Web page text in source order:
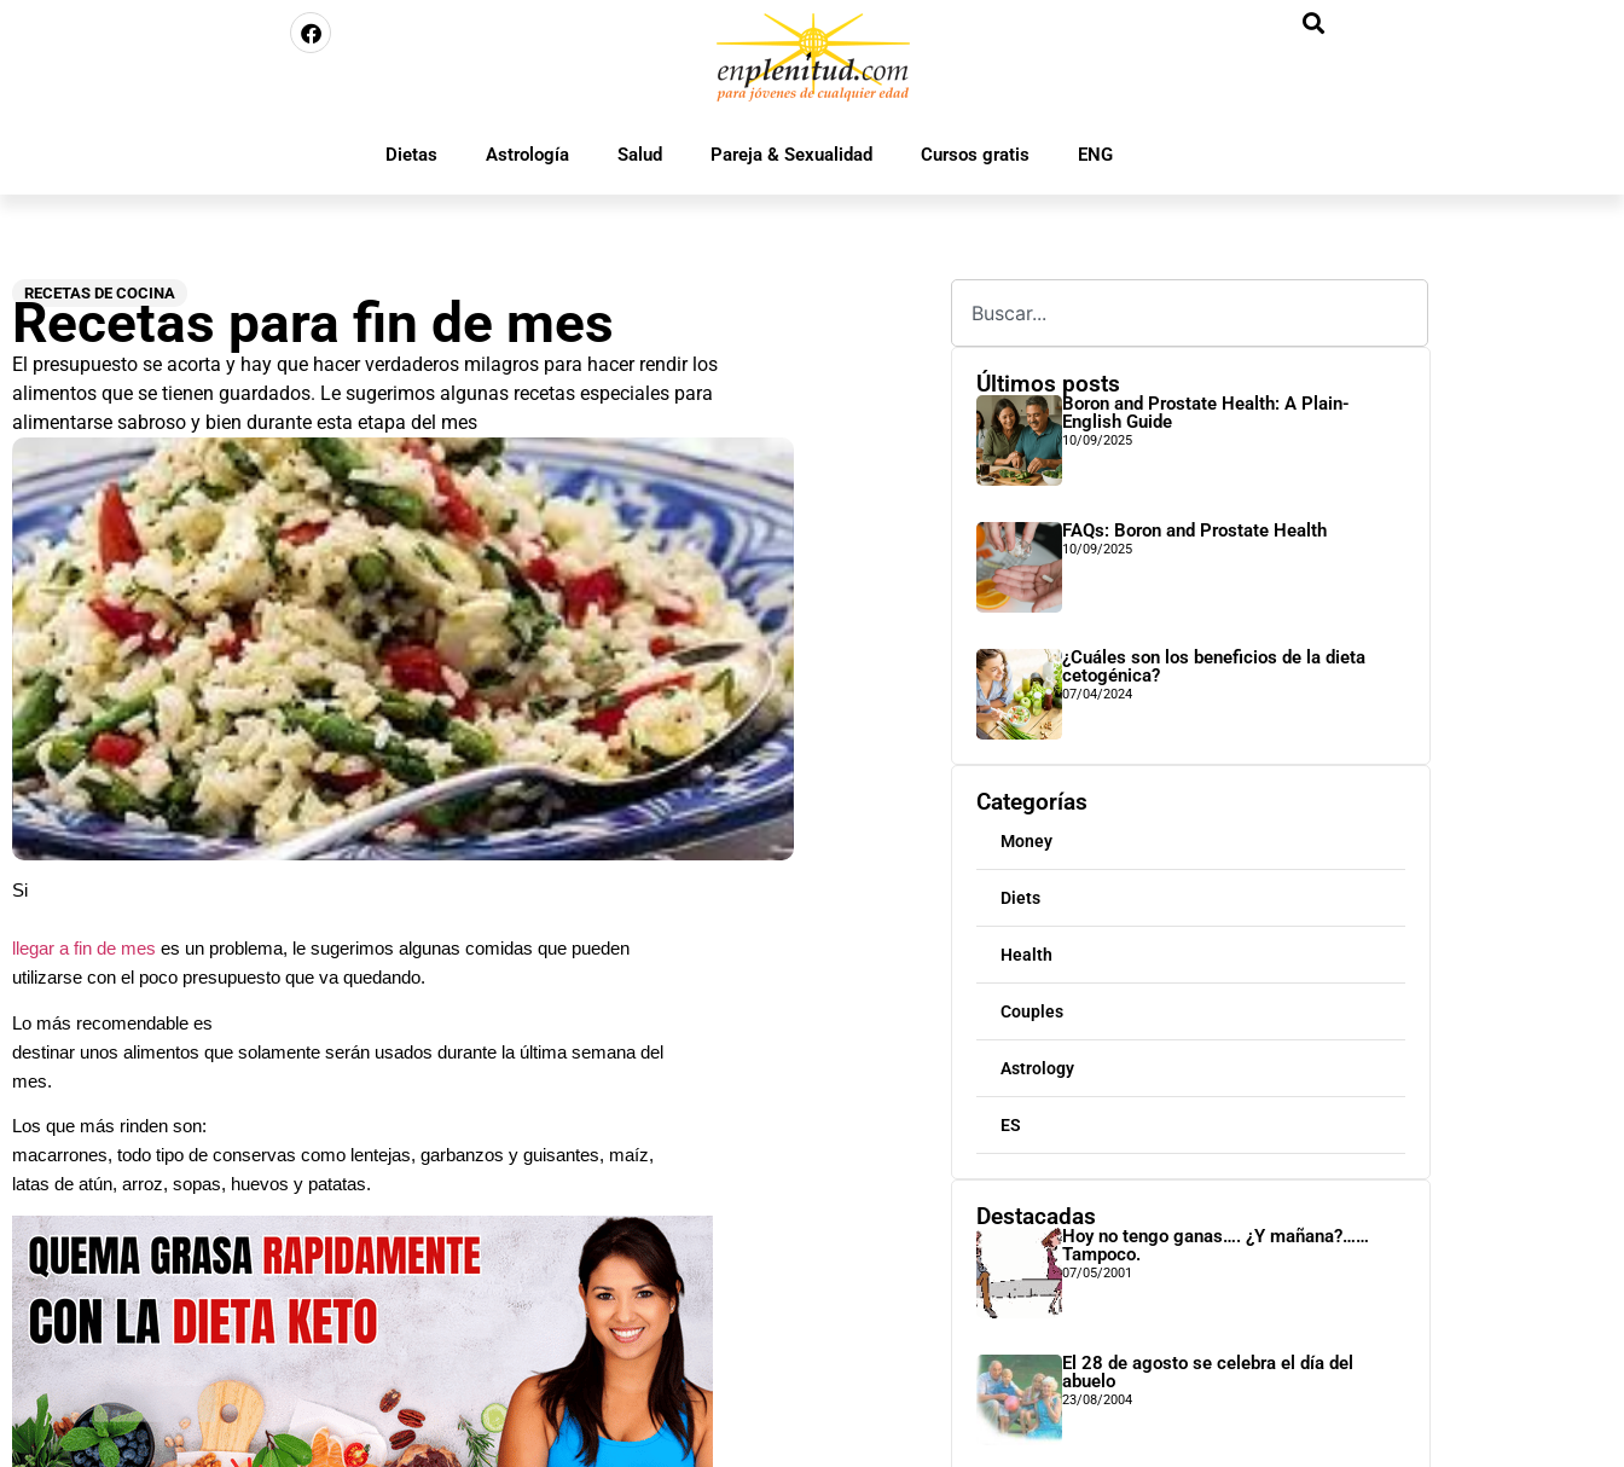
Dietas Astrología Salud Pareja & Sexualidad Cursos gratis ENG
RECETAS DE COCINA
Recetas para fin de mes
El presupuesto se acorta y hay que hacer verdaderos milagros para hacer rendir los
alimentos que se tienen guardados. Le sugerimos algunas recetas especiales para
alimentarse sabroso y bien durante esta etapa del mes
Si
llegar a fin de mes es un problema, le sugerimos algunas comidas que pueden
utilizarse con el poco presupuesto que va quedando.
Lo más recomendable es
destinar unos alimentos que solamente serán usados durante la última semana del
mes.
Los que más rinden son:
macarrones, todo tipo de conservas como lentejas, garbanzos y guisantes, maíz,
latas de atún, arroz, sopas, huevos y patatas.
Últimos posts
Boron and Prostate Health: A Plain-
English Guide
10/09/2025
FAQs: Boron and Prostate Health
10/09/2025
¿Cuáles son los beneficios de la dieta
cetogénica?
07/04/2024
Categorías
Money
Diets
Health
Couples
Astrology
ES
Destacadas
Hoy no tengo ganas…. ¿Y mañana?……
Tampoco.
07/05/2001
El 28 de agosto se celebra el día del
abuelo
23/08/2004